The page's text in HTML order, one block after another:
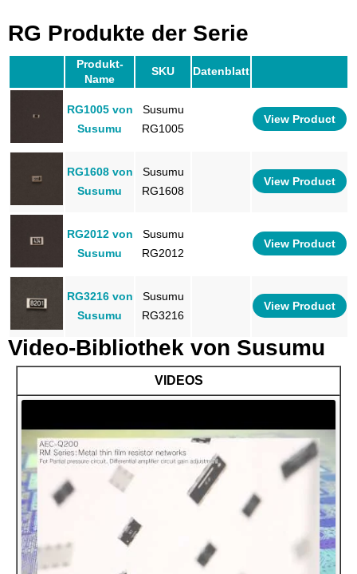
RG Produkte der Serie
Produkt-
Name
SKU Datenblatt
RG1005 von
Susumu
Susumu
RG1005
View Product
RG1608 von
Susumu
Susumu
RG1608
View Product
RG2012 von
Susumu
Susumu
RG2012
View Product
RG3216 von
Susumu
Susumu
RG3216
View Product
Video-Bibliothek von Susumu
VIDEOS